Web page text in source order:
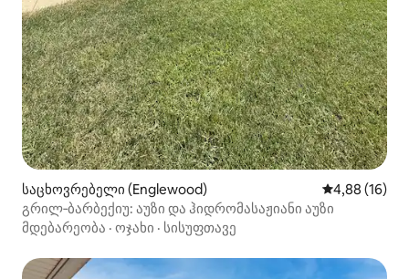
საცხოვრებელი (Englewood) საშუალო
4,88 (16)
გრილ‑ბარბექიუ: აუზი და ჰიდრომასაჟიანი აუზი
მდებარეობა · ოჯახი · სისუფთავე